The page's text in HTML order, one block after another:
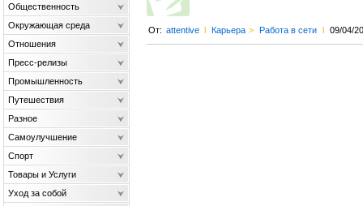
От: attentive l Карьера > Работа в сети l 09/04/
Общественность
Окружающая среда
Отношения
Пресс-релизы
Промышленность
Путешествия
Разное
Самоулучшение
Спорт
Товары и Услуги
Уход за собой